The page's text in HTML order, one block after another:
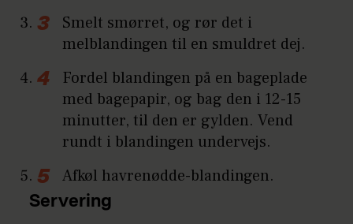
Smelt smørret, og rør det i
melblandingen til en smuldret dej.
Fordel blandingen på en bageplade
med bagepapir, og bag den i 12-15
minutter, til den er gylden. Vend
rundt i blandingen undervejs.
Afkøl havrenødde-blandingen.
Servering